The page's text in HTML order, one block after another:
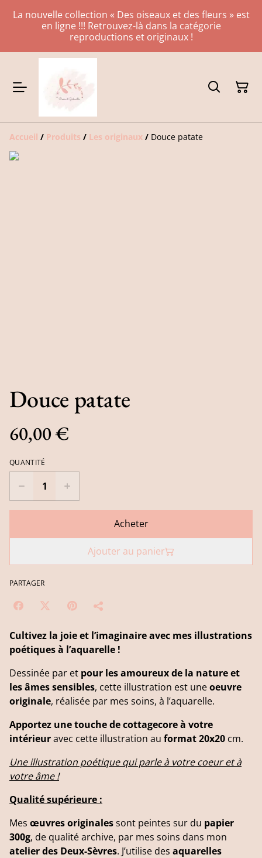
La nouvelle collection « Des oiseaux et des fleurs » est
en ligne !!! Retrouvez-là dans la catégorie
reproductions et originaux !
Accueil / Produits / Les originaux / Douce patate
Douce patate
60,00 €
QUANTITÉ
Acheter
Ajouter au panier
PARTAGER
Cultivez la joie et l’imaginaire avec mes illustrations
poétiques à l’aquarelle !
Dessinée par et pour les amoureux de la nature et
les âmes sensibles, cette illustration est uneoeuvre
originale, réalisée par mes soins, à l’aquarelle.
Apportez une touche de cottagecore à votre
intérieuravec cette illustration au format 20x20 cm.
Une illustration poétique qui parle à votre coeur et à
votre âme !
Qualité supérieure :
Mes œuvres originalessont peintes sur du papier
300g, de qualité archive, par mes soins dans mon
atelier des Deux-Sèvres. J’utilise des aquarelles